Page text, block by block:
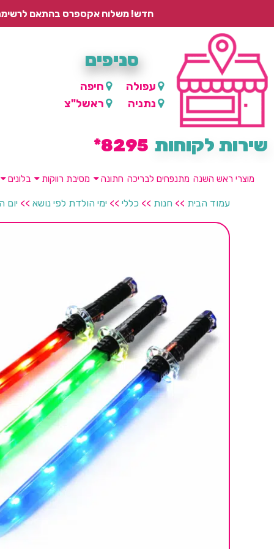
חדש! משלוח אקספרס בהתאם לרשימת היישובים – עד 2 ימי עסקים, ועד 4 ימי עסקים למוצרים
סניפים
עפולה
חיפה
נתניה
ראשל"צ
שירות לקוחות 8295*
מוצרי ראש השנה מתנפחים לבריכה חתונה מסיבת רווקות בלונים
עמוד הבית >> חנות >> כללי >> ימי הולדת לפי נושא >> יום